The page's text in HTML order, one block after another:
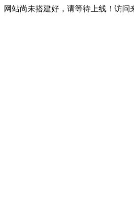
网站尚未搭建好，请等待上线！访问